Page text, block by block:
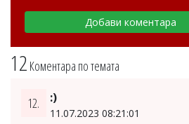
12 Коментара по темата
12. :)
11.07.2023 08:21:01